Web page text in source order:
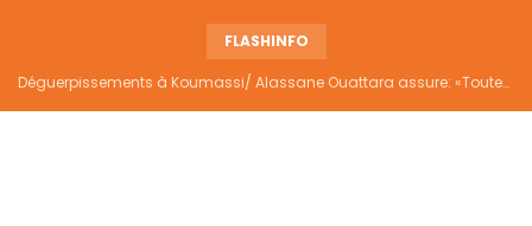
FLASHINFO
Déguerpissements à Koumassi/ Alassane Ouattara assure: «Toutes les responsabilités seront établies et elles donneront lieu aux sanctions prévues par la loi»